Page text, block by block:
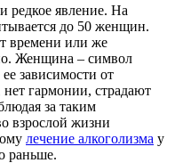
редкое явление. На
до 50 женщин.
времени или же
Женщина – символ
зависимости от
гармонии, страдают
за таким
взрослой жизни
лечение алкоголизма у
раньше.